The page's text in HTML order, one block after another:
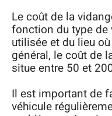
Le coût de la
fonction du type de
utilisée et du lieu
général, le coût de
situe entre 50 et
Il est important de
véhicule